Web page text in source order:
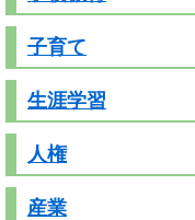
子育て
生涯学習
人権
産業